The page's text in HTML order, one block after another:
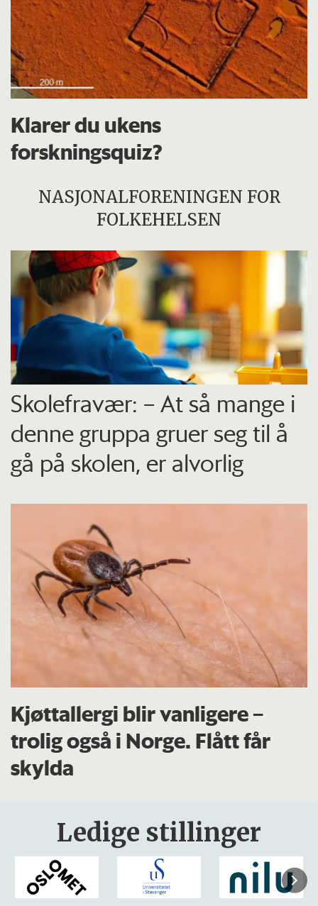
Klarer du ukens
forskningsquiz?
NASJONALFORENINGEN FOR
FOLKEHELSEN
Skolefravær: – At så mange i
denne gruppa gruer seg til å
gå på skolen, er alvorlig
Kjøttallergi blir vanligere –
trolig også i Norge. Flått får
skylda
Ledige stillinger